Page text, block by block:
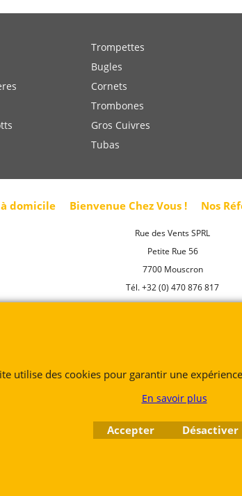
Trompettes
Bugles
Cornets
Trombones
Gros Cuivres
Tubas
domicile Bienvenue Chez Vous ! Nos
Rue des Vents SPRL
Petite Rue 56
7700 Mouscron
Tél. +32 (0) 470 876 817
@.contact@ruedesvents.com
avec le logiciel
eCommerce ShopFactory
utilise des cookies pour garantir une
En savoir plus
Accepter Désactiver